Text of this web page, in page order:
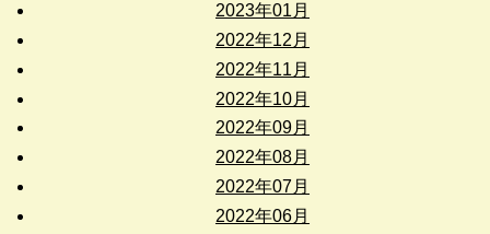
2023年01月
2022年12月
2022年11月
2022年10月
2022年09月
2022年08月
2022年07月
2022年06月